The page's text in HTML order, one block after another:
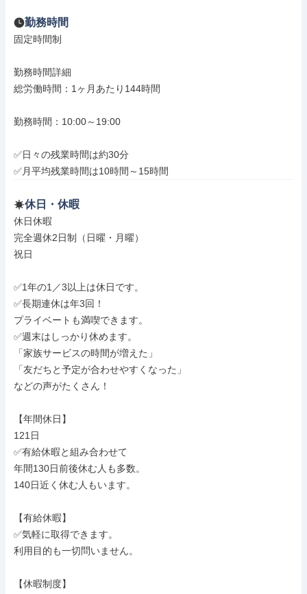
勤務時間
固定時間制
勤務時間詳細
総労働時間：1ヶ月あたり144時間
勤務時間：10:00～19:00
✅日々の残業時間は約30分
✅月平均残業時間は10時間～15時間
休日・休暇
休日休暇
完全週休2日制（日曜・月曜）
祝日
✅1年の1／3以上は休日です。
✅長期連休は年3回！
プライベートも満喫できます。
✅週末はしっかり休めます。
「家族サービスの時間が増えた」
「友だちと予定が合わせやすくなった」
などの声がたくさん！
【年間休日】
121日
✅有給休暇と組み合わせて
年間130日前後休む人も多数。
140日近く休む人もいます。
【有給休暇】
✅気軽に取得できます。
利用目的も一切問いません。
【休暇制度】